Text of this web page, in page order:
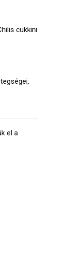
cukkini
el a